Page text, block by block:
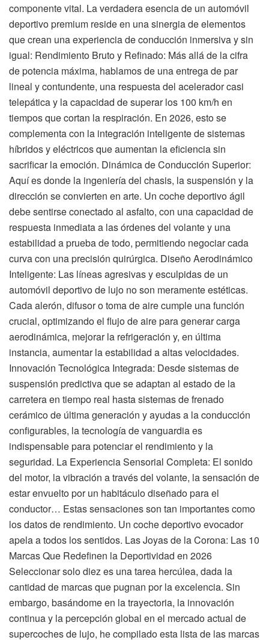
componente vital. La verdadera esencia de un automóvil
deportivo premium reside en una sinergia de elementos
que crean una experiencia de conducción inmersiva y sin
igual: Rendimiento Bruto y Refinado: Más allá de la cifra
de potencia máxima, hablamos de una entrega de par
lineal y contundente, una respuesta del acelerador casi
telepática y la capacidad de superar los 100 km/h en
tiempos que cortan la respiración. En 2026, esto se
complementa con la integración inteligente de sistemas
híbridos y eléctricos que aumentan la eficiencia sin
sacrificar la emoción. Dinámica de Conducción Superior:
Aquí es donde la ingeniería del chasis, la suspensión y la
dirección se convierten en arte. Un coche deportivo ágil
debe sentirse conectado al asfalto, con una capacidad de
respuesta inmediata a las órdenes del volante y una
estabilidad a prueba de todo, permitiendo negociar cada
curva con una precisión quirúrgica. Diseño Aerodinámico
Inteligente: Las líneas agresivas y esculpidas de un
automóvil deportivo de lujo no son meramente estéticas.
Cada alerón, difusor o toma de aire cumple una función
crucial, optimizando el flujo de aire para generar carga
aerodinámica, mejorar la refrigeración y, en última
instancia, aumentar la estabilidad a altas velocidades.
Innovación Tecnológica Integrada: Desde sistemas de
suspensión predictiva que se adaptan al estado de la
carretera en tiempo real hasta sistemas de frenado
cerámico de última generación y ayudas a la conducción
configurables, la tecnología de vanguardia es
indispensable para potenciar el rendimiento y la
seguridad. La Experiencia Sensorial Completa: El sonido
del motor, la vibración a través del volante, la sensación de
estar envuelto por un habitáculo diseñado para el
conductor… Estas sensaciones son tan importantes como
los datos de rendimiento. Un coche deportivo evocador
apela a todos los sentidos. Las Joyas de la Corona: Las 10
Marcas Que Redefinen la Deportividad en 2026
Seleccionar solo diez es una tarea hercúlea, dada la
cantidad de marcas que pugnan por la excelencia. Sin
embargo, basándome en la trayectoria, la innovación
continua y la percepción global en el mercado actual de
supercoches de lujo, he compilado esta lista de las marcas